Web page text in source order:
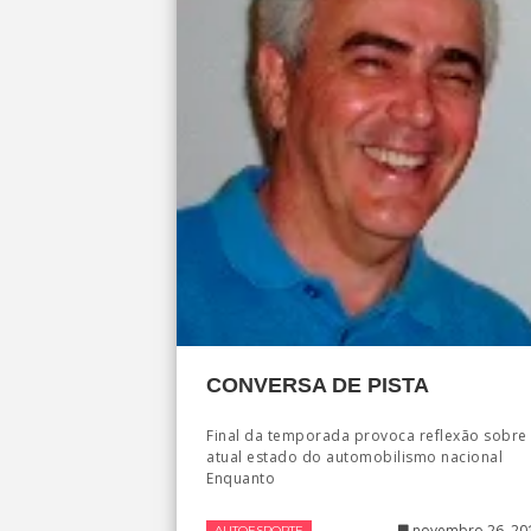
CONVERSA DE PISTA
Final da temporada provoca reflexão sobre
atual estado do automobilismo nacional
Enquanto